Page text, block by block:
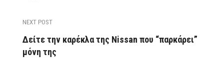
NEXT POST
Δείτε την καρέκλα της Nissan που “παρκάρει”
μόνη της